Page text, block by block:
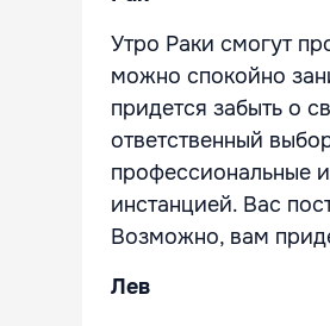
Утро Раки смогут
можно спокойно
придется забыть о
ответственный
профессиональные
инстанцией. Вас
Возможно, вам
Лев